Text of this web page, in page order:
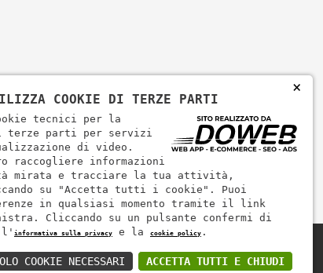
×
COOKIE DI TERZE PARTI
tecnici per la
terze parti per servizi
di video.
raccogliere informazioni
mirata e tracciare la tua attività,
su "Accetta tutti i cookie". Puoi
in qualsiasi momento tramite il link
Cliccando su un pulsante confermi di
l' informativa sulla privacy e la cookie policy .
ACCETTA TUTTI E CHIUDI
COOKIE NECESSARI